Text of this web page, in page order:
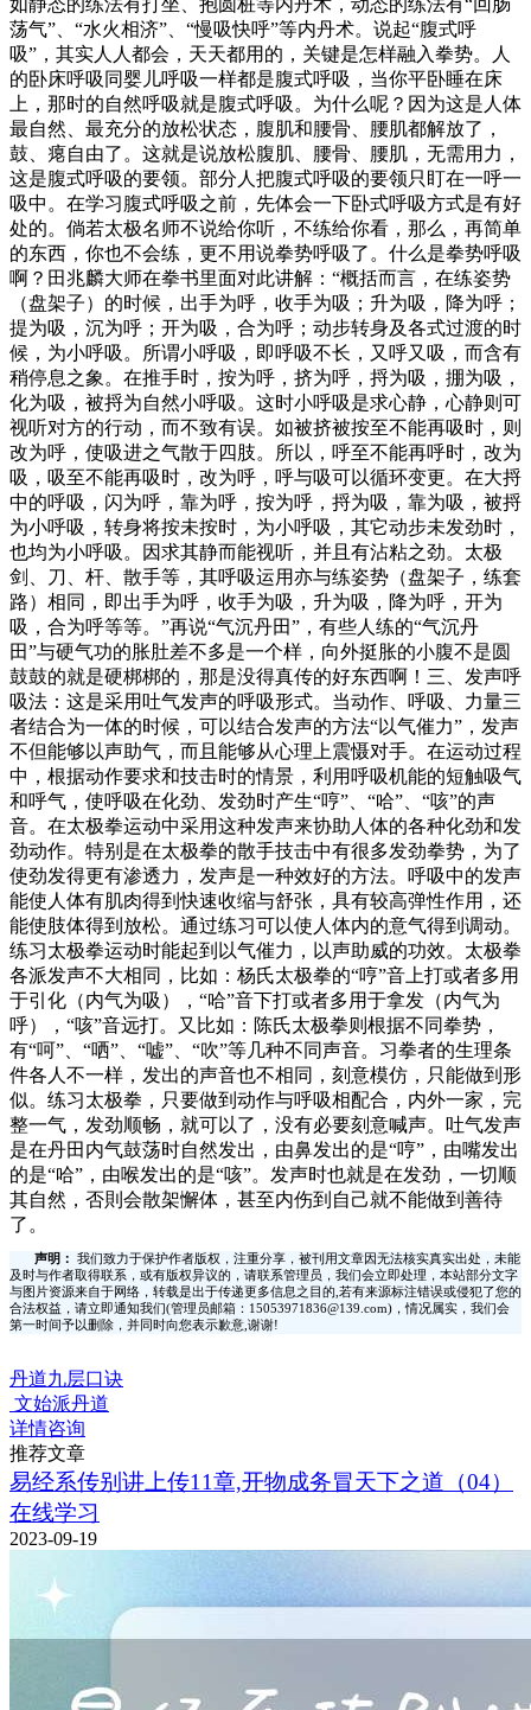
如静态的练法有打坐、抱圆桩等内丹术，动态的练法有“回肠
荡气”、“水火相济”、“慢吸快呼”等内丹术。说起“腹式呼
吸”，其实人人都会，天天都用的，关键是怎样融入拳势。人
的卧床呼吸同婴儿呼吸一样都是腹式呼吸，当你平卧睡在床
上，那时的自然呼吸就是腹式呼吸。为什么呢？因为这是人体
最自然、最充分的放松状态，腹肌和腰骨、腰肌都解放了，
鼓、瘪自由了。这就是说放松腹肌、腰骨、腰肌，无需用力，
这是腹式呼吸的要领。部分人把腹式呼吸的要领只盯在一呼一
吸中。在学习腹式呼吸之前，先体会一下卧式呼吸方式是有好
处的。倘若太极名师不说给你听，不练给你看，那么，再简单
的东西，你也不会练，更不用说拳势呼吸了。什么是拳势呼吸
啊？田兆麟大师在拳书里面对此讲解：“概括而言，在练姿势
（盘架子）的时候，出手为呼，收手为吸；升为吸，降为呼；
提为吸，沉为呼；开为吸，合为呼；动步转身及各式过渡的时
候，为小呼吸。所谓小呼吸，即呼吸不长，又呼又吸，而含有
稍停息之象。在推手时，按为呼，挤为呼，捋为吸，掤为吸，
化为吸，被捋为自然小呼吸。这时小呼吸是求心静，心静则可
视听对方的行动，而不致有误。如被挤被按至不能再吸时，则
改为呼，使吸进之气散于四肢。所以，呼至不能再呼时，改为
吸，吸至不能再吸时，改为呼，呼与吸可以循环变更。在大捋
中的呼吸，闪为呼，靠为呼，按为呼，捋为吸，靠为吸，被捋
为小呼吸，转身将按未按时，为小呼吸，其它动步未发劲时，
也均为小呼吸。因求其静而能视听，并且有沾粘之劲。太极
剑、刀、杆、散手等，其呼吸运用亦与练姿势（盘架子，练套
路）相同，即出手为呼，收手为吸，升为吸，降为呼，开为
吸，合为呼等等。”再说“气沉丹田”，有些人练的“气沉丹
田”与硬气功的胀肚差不多是一个样，向外挺胀的小腹不是圆
鼓鼓的就是硬梆梆的，那是没得真传的好东西啊！三、发声呼
吸法：这是采用吐气发声的呼吸形式。当动作、呼吸、力量三
者结合为一体的时候，可以结合发声的方法“以气催力”，发声
不但能够以声助气，而且能够从心理上震慑对手。在运动过程
中，根据动作要求和技击时的情景，利用呼吸机能的短触吸气
和呼气，使呼吸在化劲、发劲时产生“哼”、“哈”、“咳”的声
音。在太极拳运动中采用这种发声来协助人体的各种化劲和发
劲动作。特别是在太极拳的散手技击中有很多发劲拳势，为了
使劲发得更有渗透力，发声是一种效好的方法。呼吸中的发声
能使人体有肌肉得到快速收缩与舒张，具有较高弹性作用，还
能使肢体得到放松。通过练习可以使人体内的意气得到调动。
练习太极拳运动时能起到以气催力，以声助威的功效。太极拳
各派发声不大相同，比如：杨氏太极拳的“哼”音上打或者多用
于引化（内气为吸），“哈”音下打或者多用于拿发（内气为
呼），“咳”音远打。又比如：陈氏太极拳则根据不同拳势，
有“呵”、“哂”、“嘘”、“吹”等几种不同声音。习拳者的生理条
件各人不一样，发出的声音也不相同，刻意模仿，只能做到形
似。练习太极拳，只要做到动作与呼吸相配合，内外一家，完
整一气，发劲顺畅，就可以了，没有必要刻意喊声。吐气发声
是在丹田内气鼓荡时自然发出，由鼻发出的是“哼”，由嘴发出
的是“哈”，由喉发出的是“咳”。发声时也就是在发劲，一切顺
其自然，否則会散架懈体，甚至内伤到自己就不能做到善待
了。
声明：
我们致力于保护作者版权，注重分享，被刊用文章因无法核实真实出处，未能
及时与作者取得联系，或有版权异议的，请联系管理员，我们会立即处理，本站部分文字
与图片资源来自于网络，转载是出于传递更多信息之目的,若有来源标注错误或侵犯了您的
合法权益，请立即通知我们(管理员邮箱：15053971836@139.com)，情况属实，我们会
第一时间予以删除，并同时向您表示歉意,谢谢!
丹道九层口诀
文始派丹道
详情咨询
推荐文章
易经系传别讲上传11章,开物成务冒天下之道（04）
在线学习
2023-09-19